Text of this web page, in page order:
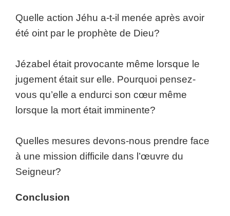
Quelle action Jéhu a-t-il menée après avoir
été oint par le prophète de Dieu?
Jézabel était provocante même lorsque le
jugement était sur elle. Pourquoi pensez-
vous qu’elle a endurci son cœur même
lorsque la mort était imminente?
Quelles mesures devons-nous prendre face
à une mission difficile dans l’œuvre du
Seigneur?
Conclusion